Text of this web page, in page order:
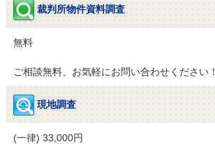
裁判所物件資料調査
無料
ご相談無料、お気軽にお問い合わせください！
現地調査
(一律) 33,000円